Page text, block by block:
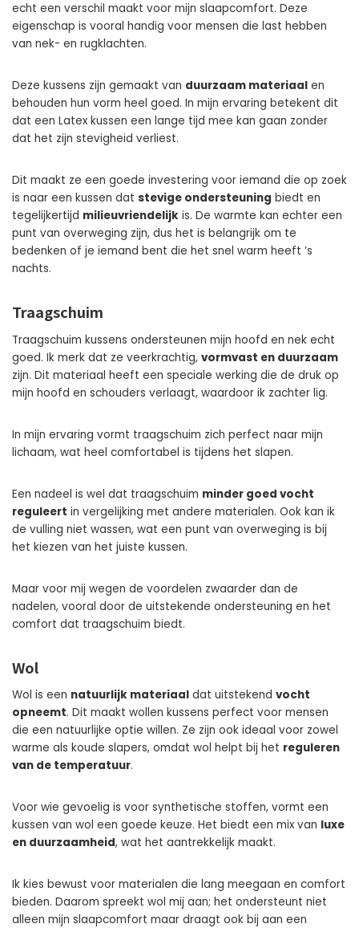
echt een verschil maakt voor mijn slaapcomfort. Deze
eigenschap is vooral handig voor mensen die last hebben
van nek- en rugklachten.
Deze kussens zijn gemaakt van duurzaam materiaal en
behouden hun vorm heel goed. In mijn ervaring betekent dit
dat een Latex kussen een lange tijd mee kan gaan zonder
dat het zijn stevigheid verliest.
Dit maakt ze een goede investering voor iemand die op zoek
is naar een kussen dat stevige ondersteuning biedt en
tegelijkertijd milieuvriendelijk is. De warmte kan echter een
punt van overweging zijn, dus het is belangrijk om te
bedenken of je iemand bent die het snel warm heeft ’s
nachts.
Traagschuim
Traagschuim kussens ondersteunen mijn hoofd en nek echt
goed. Ik merk dat ze veerkrachtig, vormvast en duurzaam
zijn. Dit materiaal heeft een speciale werking die de druk op
mijn hoofd en schouders verlaagt, waardoor ik zachter lig.
In mijn ervaring vormt traagschuim zich perfect naar mijn
lichaam, wat heel comfortabel is tijdens het slapen.
Een nadeel is wel dat traagschuim minder goed vocht
reguleert in vergelijking met andere materialen. Ook kan ik
de vulling niet wassen, wat een punt van overweging is bij
het kiezen van het juiste kussen.
Maar voor mij wegen de voordelen zwaarder dan de
nadelen, vooral door de uitstekende ondersteuning en het
comfort dat traagschuim biedt.
Wol
Wol is een natuurlijk materiaal dat uitstekend vocht
opneemt. Dit maakt wollen kussens perfect voor mensen
die een natuurlijke optie willen. Ze zijn ook ideaal voor zowel
warme als koude slapers, omdat wol helpt bij het reguleren
van de temperatuur.
Voor wie gevoelig is voor synthetische stoffen, vormt een
kussen van wol een goede keuze. Het biedt een mix van luxe
en duurzaamheid, wat het aantrekkelijk maakt.
Ik kies bewust voor materialen die lang meegaan en comfort
bieden. Daarom spreekt wol mij aan; het ondersteunt niet
alleen mijn slaapcomfort maar draagt ook bij aan een